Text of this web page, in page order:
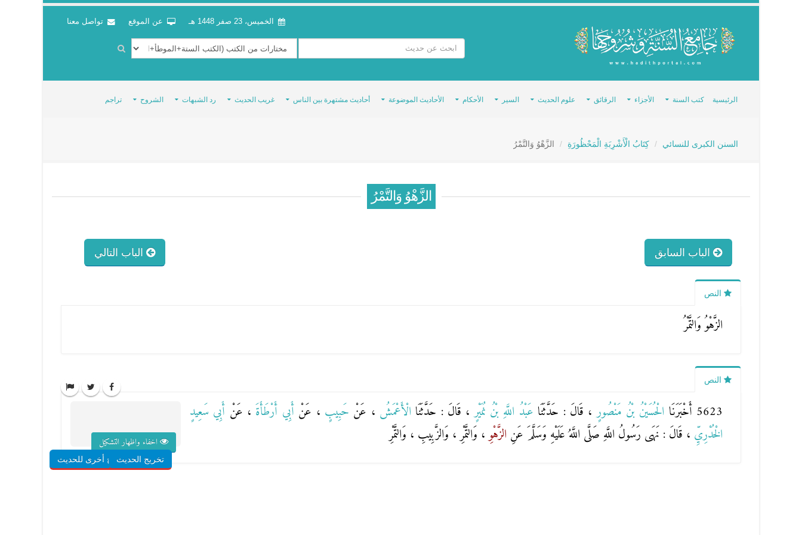
الخميس، 23 صفر 1448 هـ عن الموقع تواصل معنا
الرئيسية كتب السنة الأجزاء الرقائق علوم الحديث السير الأحكام الأحاديث الموضوعة أحاديث مشتهرة بين الناس غريب الحديث رد الشبهات الشروح تراجم
السنن الكبرى للنسائي كِتَابُ الْأَشْرِبَةِ الْمَحْظُورَةِ الزَّهْوُ وَالتَّمْرُ
الزَّهْوُ وَالتَّمْرُ
الباب السابق الباب التالي
النص
الزَّهْوُ وَالتَّمْرُ
النص
5623 أَخْبَرَنَا الْحُسَيْنُ بْنُ مَنْصُورٍ ، قَالَ : حَدَّثَنَا عَبْدُ اللَّهِ بْنُ نُمَيْرٍ ، قَالَ : حَدَّثَنَا الْأَعْمَشُ ، عَنْ حَبِيبٍ ، عَنْ أَبِي أَرْطَأَةَ ، عَنْ أَبِي سَعِيدٍ
الْخُدْرِيِّ ، قَالَ : نَهَى رَسُولُ اللَّهِ صَلَّى اللَّهُ عَلَيْهِ وَسَلَّمَ عَنِ الزَّهْوِ، وَالتَّمْرِ ، وَالزَّبِيبِ ، وَالتَّمْرِ اخفاء واظهار التشكيل
تخريج الحديثشروح أخرى للحديث